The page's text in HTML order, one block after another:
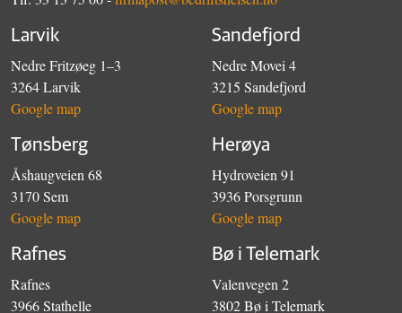
Larvik
Nedre Fritzøeg 1–3
3264 Larvik
Google map
Sandefjord
Nedre Movei 4
3215 Sandefjord
Google map
Tønsberg
Åshaugveien 68
3170 Sem
Google map
Herøya
Hydroveien 91
3936 Porsgrunn
Google map
Rafnes
Rafnes
3966 Stathelle
Bø i Telemark
Valenvegen 2
3802 Bø i Telemark